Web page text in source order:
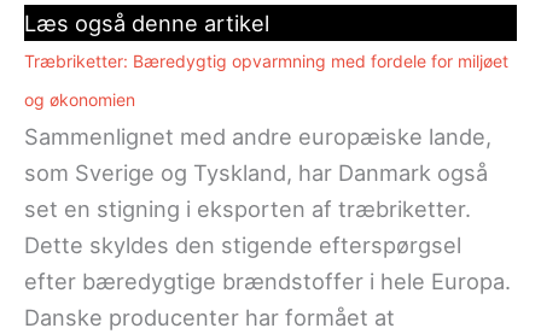
Læs også denne artikel
Træbriketter: Bæredygtig opvarmning med fordele for miljøet
og økonomien
Sammenlignet med andre europæiske lande,
som Sverige og Tyskland, har Danmark også
set en stigning i eksporten af træbriketter.
Dette skyldes den stigende efterspørgsel
efter bæredygtige brændstoffer i hele Europa.
Danske producenter har formået at